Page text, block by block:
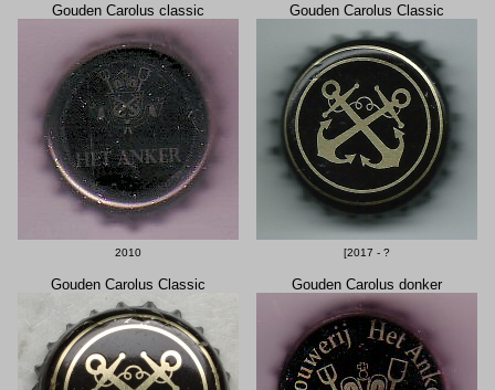
Gouden Carolus classic
2010
Gouden Carolus Classic
[2017 - ?
Gouden Carolus Classic Gouden Carolus donker